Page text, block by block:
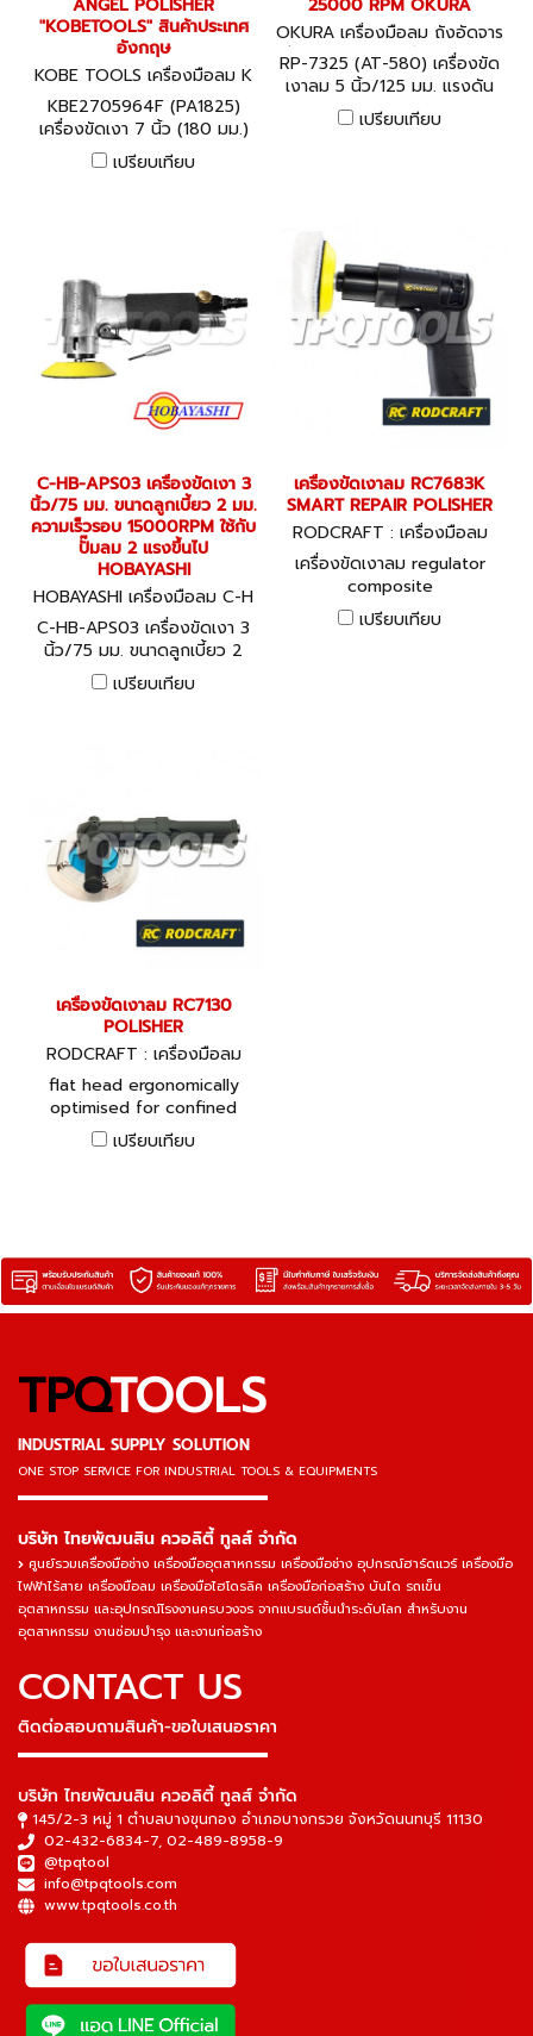
ANGEL POLISHER
"KOBETOOLS" สินค้าประเทศ
อังกฤษ
KOBE TOOLS เครื่องมือลม K
BE2705964F (PA1825)
KBE2705964F (PA1825)
เครื่องขัดเงา 7 นิ้ว (180 มม.)
สำหรับขัดเงาสีตัวถังรถยนต์
ANGEL POLISHER
เปรียบเทียบ
25000 RPM OKURA
OKURA เครื่องมือลม ถังอัดจาร
บี อุปกรณ์งานลมต่างๆ RP-73
25 (AT-580)
RP-7325 (AT-580) เครื่องขัด
เงาลม 5 นิ้ว/125 มม. แรงดัน
ลม 90PSI ความเร็วรอบ
25000 RPM OKURA
เปรียบเทียบ
C-HB-APS03 เครื่องขัดเงา 3
นิ้ว/75 มม. ขนาดลูกเบี้ยว 2 มม.
ความเร็วรอบ 15000RPM ใช้กับ
ปั๊มลม 2 แรงขึ้นไป
HOBAYASHI
HOBAYASHI เครื่องมือลม C-H
B-APS03
C-HB-APS03 เครื่องขัดเงา 3
นิ้ว/75 มม. ขนาดลูกเบี้ยว 2
มม. ความเร็วรอบ 15000RPM
ใช้กับปั๊มลม 2 แรงขึ้นไป
เปรียบเทียบ
เครื่องขัดเงาลม RC7683K
SMART REPAIR POLISHER
RODCRAFT : เครื่องมือลม
เครื่องขัดเงาลม regulator
composite
เปรียบเทียบ
เครื่องขัดเงาลม RC7130
POLISHER
RODCRAFT : เครื่องมือลม
flat head ergonomically
optimised for confined
areas for accessory up to
178 (7") mm
เปรียบเทียบ
TPQTOOLS
INDUSTRIAL SUPPLY SOLUTION
ONE STOP SERVICE FOR INDUSTRIAL TOOLS & EQUIPMENTS
▬▬▬▬▬▬▬▬▬▬▬▬▬▬▬
บริษัท ไทยพัฒนสิน ควอลิตี้ ทูลส์ จำกัด
ศูนย์รวมเครื่องมือช่าง เครื่องมืออุตสาหกรรม เครื่องมือช่าง อุปกรณ์ฮาร์ดแวร์ เครื่องมือ
ไฟฟ้าไร้สาย เครื่องมือลม เครื่องมือไฮโดรลิค เครื่องมือก่อสร้าง บันได รถเข็น
อุตสาหกรรม และอุปกรณ์โรงงานครบวงจร จากแบรนด์ชั้นนำระดับโลก สำหรับงาน
อุตสาหกรรม งานซ่อมบำรุง และงานก่อสร้าง
CONTACT US
ติดต่อสอบถามสินค้า-ขอใบเสนอราคา
▬▬▬▬▬▬▬▬▬▬▬▬▬▬▬
บริษัท ไทยพัฒนสิน ควอลิตี้ ทูลส์ จำกัด
145/2-3 หมู่ 1 ตำบลบางขุนกอง อำเภอบางกรวย จังหวัดนนทบุรี 11130
02-432-6834-7, 02-489-8958-9
@tpqtool
info@tpqtools.com
www.tpqtools.co.th